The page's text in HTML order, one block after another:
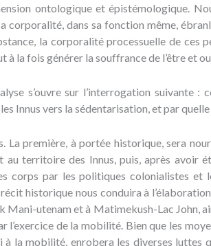
ontologique et épistémologique.
dans sa fonction même,
la corporalité processuelle de ces
la fois générer la souffrance de l’être et
s’ouvre sur l’interrogation suivante
Innus vers la sédentarisation, et par
La première, à portée historique, sera
territoire des Innus, puis, après avoir
corps par les politiques colonialistes
historique nous conduira à
Mani-utenam et à Matimekush-Lac John,
l’exercice de la mobilité. Bien que les
la mobilité, enrobera les diverses luttes